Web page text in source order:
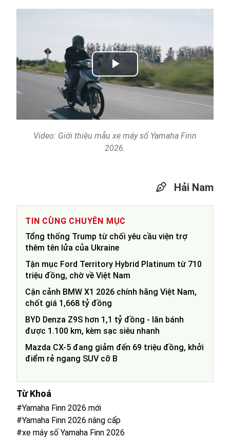
Play
Video
Video: Giới thiệu mẫu xe máy số Yamaha Finn
2026.
Hải Nam
TIN CÙNG CHUYÊN MỤC
Tổng thống Trump từ chối yêu cầu viện trợ
thêm tên lửa của Ukraine
Tận mục Ford Territory Hybrid Platinum từ 710
triệu đồng, chờ về Việt Nam
Cận cảnh BMW X1 2026 chính hãng Việt Nam,
chốt giá 1,668 tỷ đồng
BYD Denza Z9S hơn 1,1 tỷ đồng - lăn bánh
được 1.100 km, kèm sạc siêu nhanh
Mazda CX-5 đang giảm đến 69 triệu đồng, khởi
điểm rẻ ngang SUV cỡ B
Từ Khoá
#Yamaha Finn 2026 mới
#Yamaha Finn 2026 nâng cấp
#xe máy số Yamaha Finn 2026